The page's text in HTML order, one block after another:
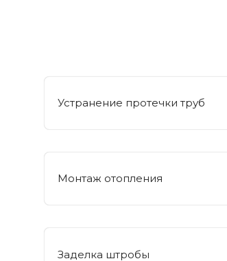
Устранение протечки труб
Монтаж отопления
Заделка штробы